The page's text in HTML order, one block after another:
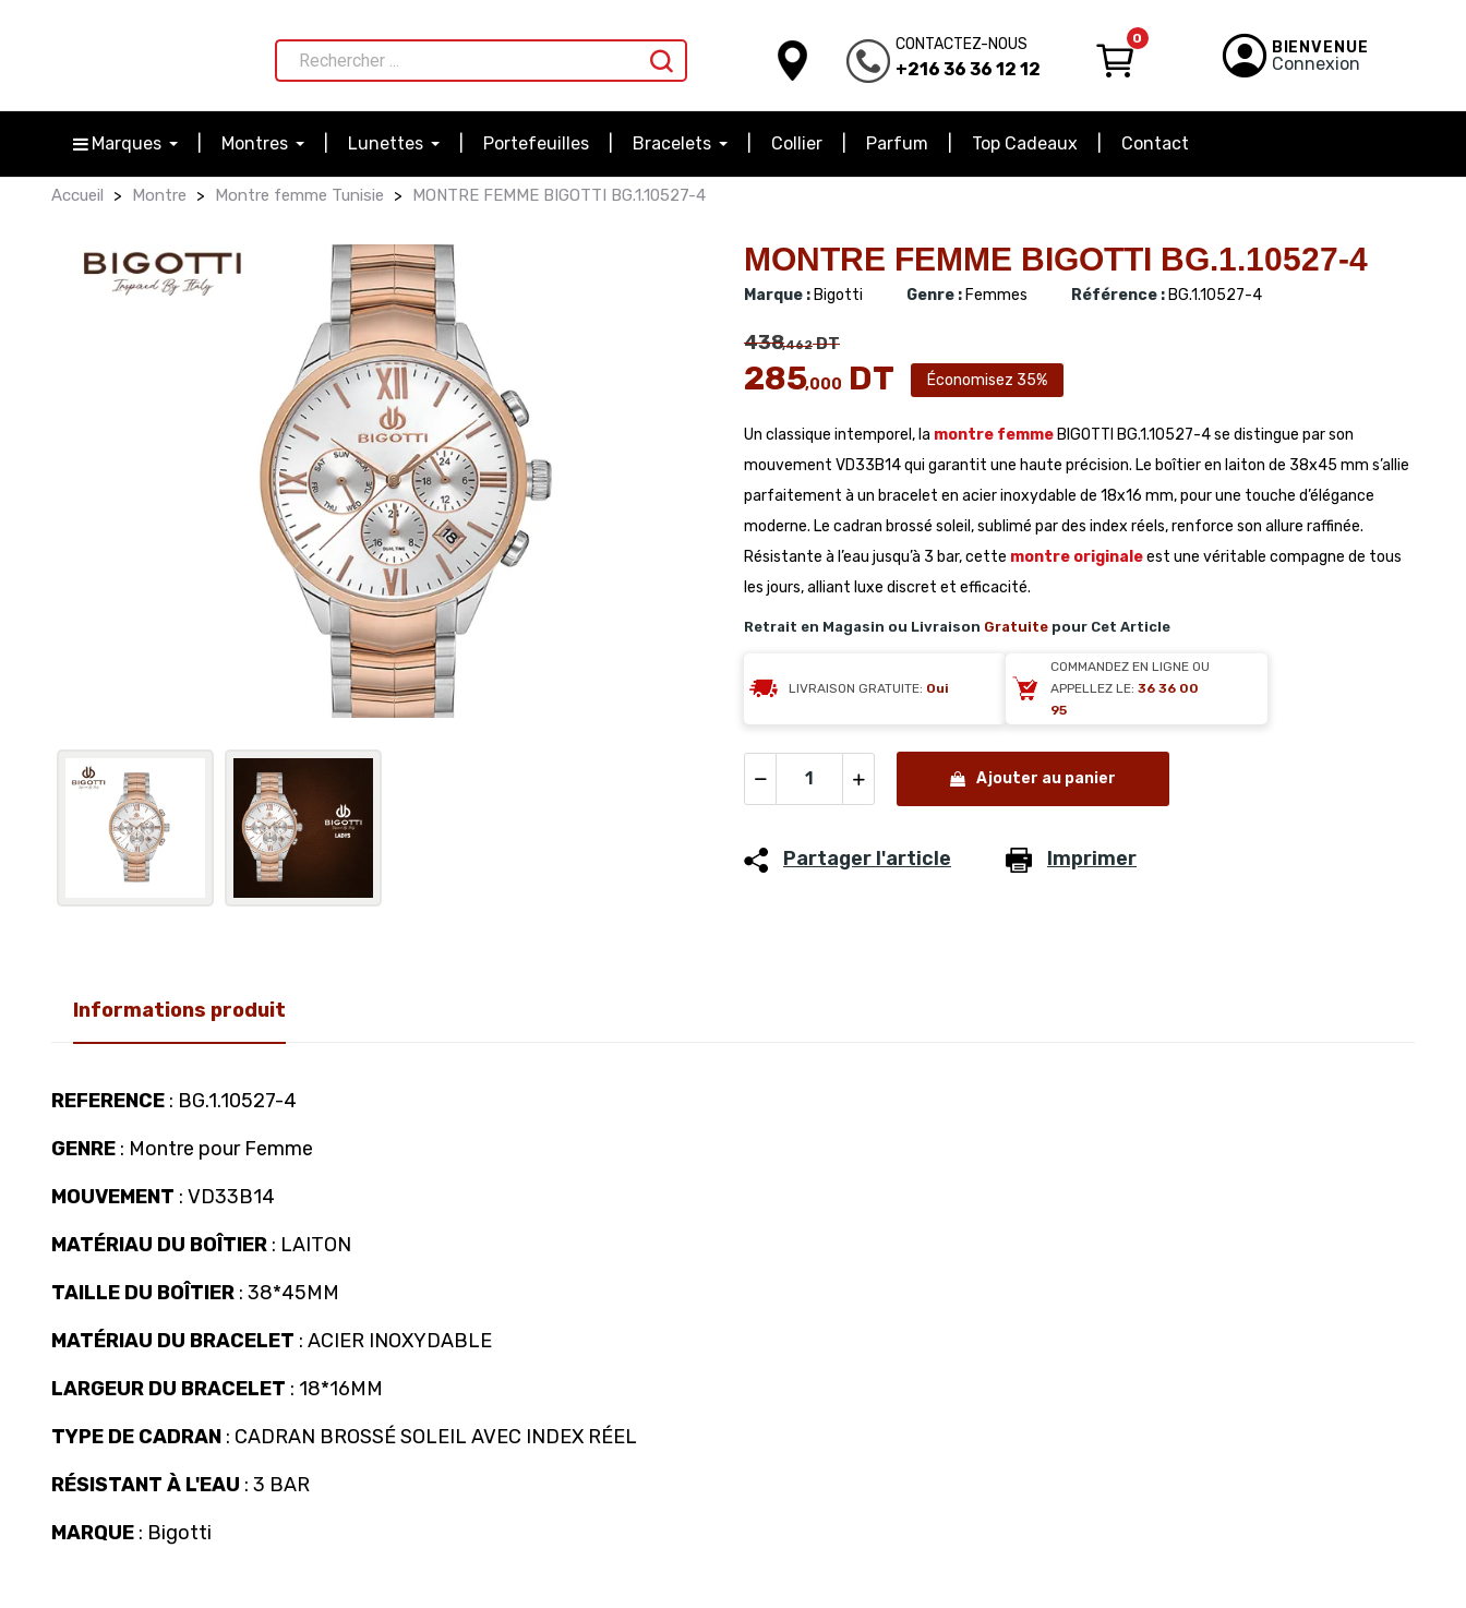
CONTACTEZ-NOUS
+216 36 36 12 12
0 BIENVENUE
Connexion
Marques Montres Lunettes Portefeuilles Bracelets Collier Parfum Top Cadeaux Contact
Accueil Montre Montre femme Tunisie MONTRE FEMME BIGOTTI BG.1.10527-4
MONTRE FEMME BIGOTTI BG.1.10527-4
Marque : Bigotti Genre : Femmes Référence : BG.1.10527-4
438,462DT
285,000 DT Économisez 35%
Un classique intemporel, la montre femme BIGOTTI BG.1.10527-4 se distingue par son
mouvement VD33B14 qui garantit une haute précision. Le boîtier en laiton de 38x45 mm s’allie
parfaitement à un bracelet en acier inoxydable de 18x16 mm, pour une touche d’élégance
moderne. Le cadran brossé soleil, sublimé par des index réels, renforce son allure raffinée.
Résistante à l’eau jusqu’à 3 bar, cette montre originaleest une véritable compagne de tous
les jours, alliant luxe discret et efficacité.
Retrait en Magasin ou Livraison Gratuite pour Cet Article
LIVRAISON GRATUITE: Oui
COMMANDEZ EN LIGNE OU
APPELLEZ LE: 36 36 00
95
Ajouter au panier
Partager l'article Imprimer
Informations produit
REFERENCE : BG.1.10527-4
GENRE : Montre pour Femme
MOUVEMENT : VD33B14
MATÉRIAU DU BOÎTIER : LAITON
TAILLE DU BOÎTIER : 38*45MM
MATÉRIAU DU BRACELET : ACIER INOXYDABLE
LARGEUR DU BRACELET : 18*16MM
TYPE DE CADRAN : CADRAN BROSSÉ SOLEIL AVEC INDEX RÉEL
RÉSISTANT À L'EAU : 3 BAR
MARQUE : Bigotti